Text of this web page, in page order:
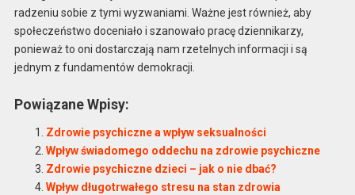
radzeniu sobie z tymi wyzwaniami. Ważne jest również, aby
społeczeństwo doceniało i szanowało pracę dziennikarzy,
ponieważ to oni dostarczają nam rzetelnych informacji i są
jednym z fundamentów demokracji.
Powiązane Wpisy:
Zdrowie psychiczne a wpływ seksualności
Wpływ świadomego oddechu na zdrowie psychiczne
Zdrowie psychiczne dzieci – jak o nie dbać?
Wpływ długotrwałego stresu na stan zdrowia